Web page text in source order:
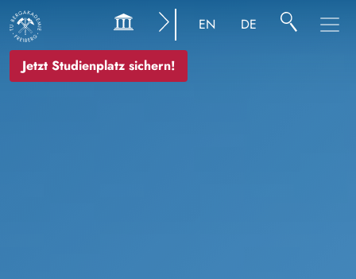
Jetzt Studienplatz sichern!
EN DE
Bild